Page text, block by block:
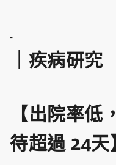
-
｜疾病研究
【出院率低
待超過 24天